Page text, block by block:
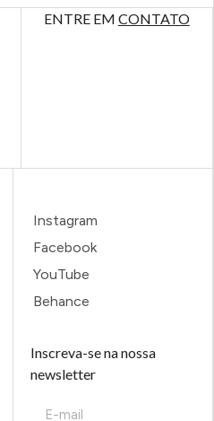
ENTRE EM CONTATO
Instagram
Facebook
YouTube
Behance
Inscreva-se na nossa
newsletter